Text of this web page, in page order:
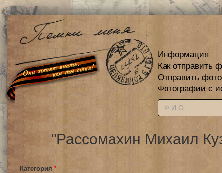
Информация
Как отправить
Отправить
Фотографии с
"Рассомахин Михаил
Категория *